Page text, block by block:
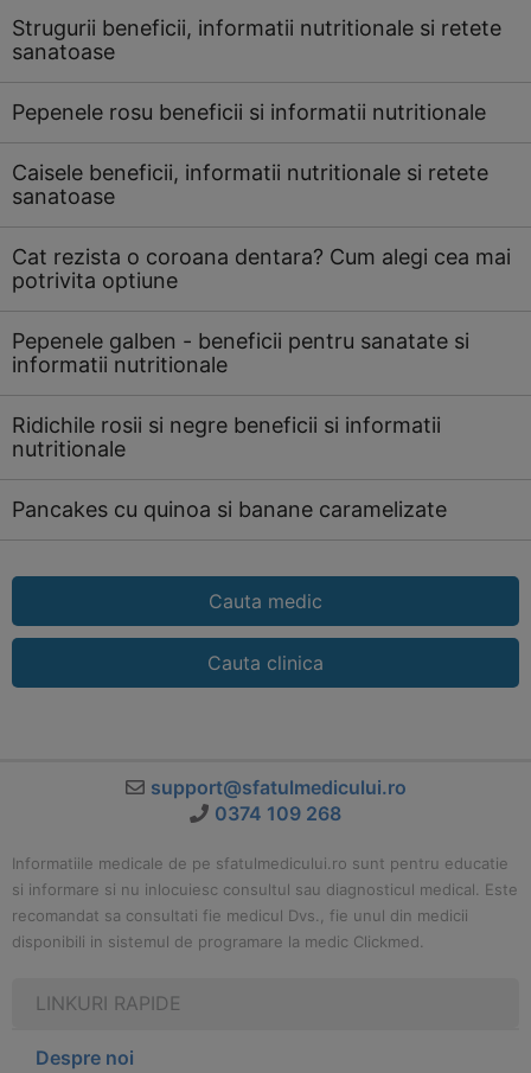
Strugurii beneficii, informatii nutritionale si retete
sanatoase
Pepenele rosu beneficii si informatii nutritionale
Caisele beneficii, informatii nutritionale si retete
sanatoase
Cat rezista o coroana dentara? Cum alegi cea mai
potrivita optiune
Pepenele galben - beneficii pentru sanatate si
informatii nutritionale
Ridichile rosii si negre beneficii si informatii
nutritionale
Pancakes cu quinoa si banane caramelizate
Cauta medic
Cauta clinica
support@sfatulmedicului.ro
0374 109 268
Informatiile medicale de pe sfatulmedicului.ro sunt pentru educatie
si informare si nu inlocuiesc consultul sau diagnosticul medical. Este
recomandat sa consultati fie medicul Dvs., fie unul din medicii
disponibili in sistemul de programare la medic Clickmed.
LINKURI RAPIDE
Despre noi